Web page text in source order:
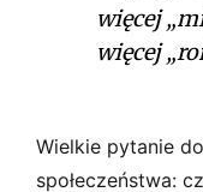
więcej
więcej
Wielkie pytanie
społeczeństwa: